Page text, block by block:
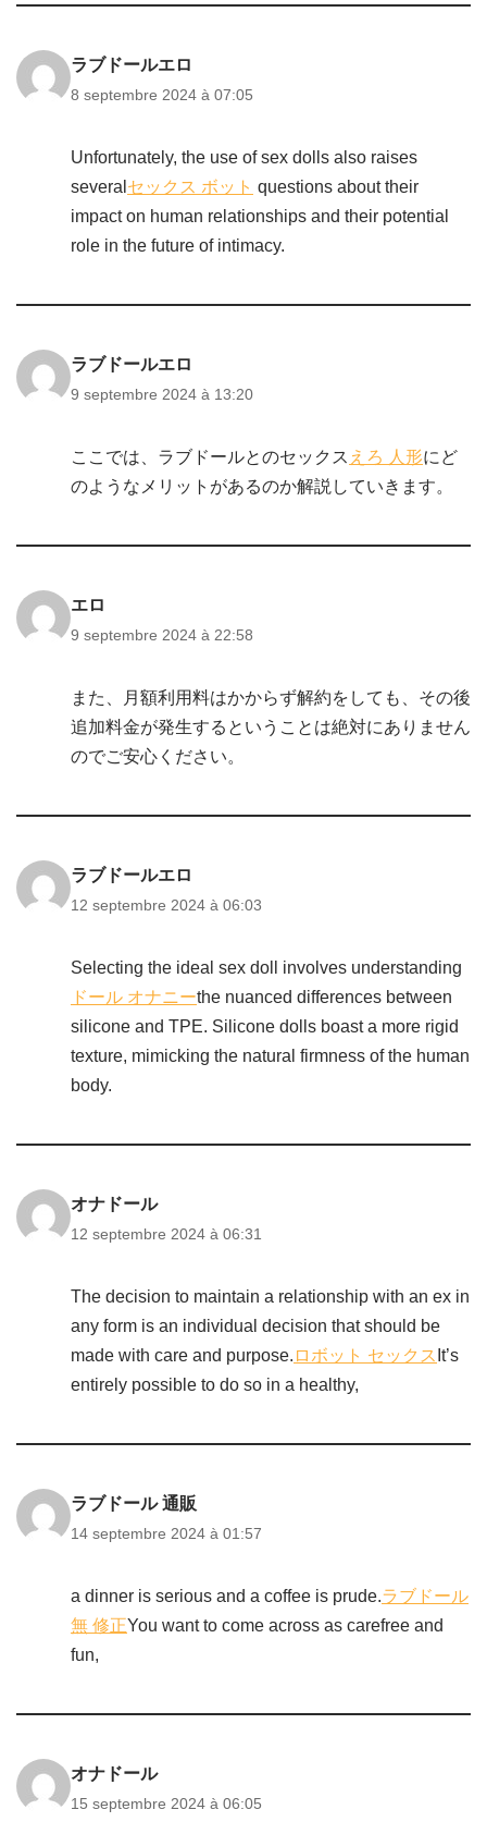
ラブドールエロ
8 septembre 2024 à 07:05
Unfortunately, the use of sex dolls also raises
several セックス ボット questions about their
impact on human relationships and their potential
role in the future of intimacy.
ラブドールエロ
9 septembre 2024 à 13:20
ここでは、ラブドールとのセックス えろ 人形にど
のようなメリットがあるのか解説していきます。
エロ
9 septembre 2024 à 22:58
また、月額利用料はかからず解約をしても、その後
追加料金が発生するということは絶対にありません
のでご安心ください。
ラブドールエロ
12 septembre 2024 à 06:03
Selecting the ideal sex doll involves understanding
ドール オナニーthe nuanced differences between
silicone and TPE. Silicone dolls boast a more rigid
texture, mimicking the natural firmness of the human
body.
オナドール
12 septembre 2024 à 06:31
The decision to maintain a relationship with an ex in
any form is an individual decision that should be
made with care and purpose. ロボット セックス It’s
entirely possible to do so in a healthy,
ラブドール 通販
14 septembre 2024 à 01:57
a dinner is serious and a coffee is prude.ラブドール
無 修正You want to come across as carefree and
fun,
オナドール
15 septembre 2024 à 06:05